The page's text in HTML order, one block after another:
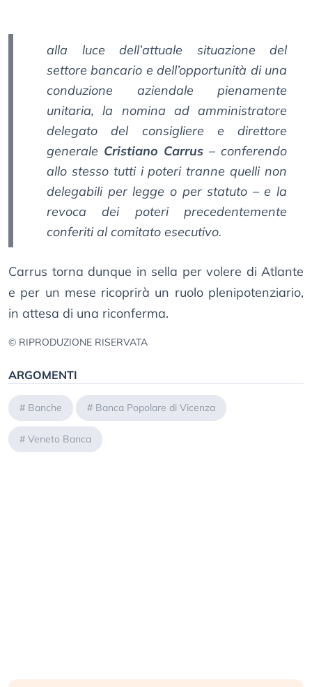
alla luce dell’attuale situazione del
settore bancario e dell’opportunità di una
conduzione aziendale pienamente
unitaria, la nomina ad amministratore
delegato del consigliere e direttore
generale Cristiano Carrus – conferendo
allo stesso tutti i poteri tranne quelli non
delegabili per legge o per statuto – e la
revoca dei poteri precedentemente
conferiti al comitato esecutivo.
Carrus torna dunque in sella per volere di Atlante
e per un mese ricoprirà un ruolo plenipotenziario,
in attesa di una riconferma.
© RIPRODUZIONE RISERVATA
ARGOMENTI
# Banche # Banca Popolare di Vicenza
# Veneto Banca